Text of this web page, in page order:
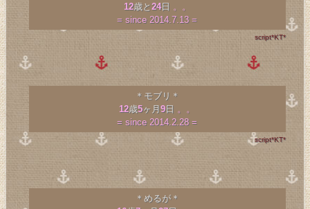
12歳と24日 。。
= since 2014.7.13 =
script*KT*
＊モブリ＊
12歳5ヶ月9日 。。
= since 2014.2.28 =
script*KT*
＊めるが＊